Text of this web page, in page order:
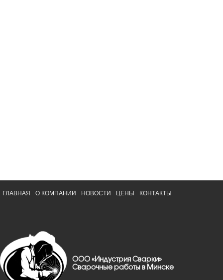
ГЛАВНАЯ О КОМПАНИИ НОВОСТИ ЦЕНЫ КОНТАКТЫ
ООО «Индустрия Сварки»
Сварочные работы в Минске